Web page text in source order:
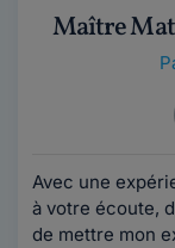
Maître
Avec une
à votre écoute,
de mettre mon